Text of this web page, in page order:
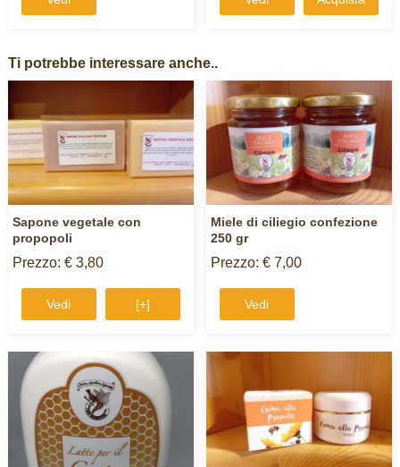
Ti potrebbe interessare anche..
Sapone vegetale con
propopoli
Prezzo: € 3,80
Vedi [+]
Miele di ciliegio confezione
250 gr
Prezzo: € 7,00
Vedi